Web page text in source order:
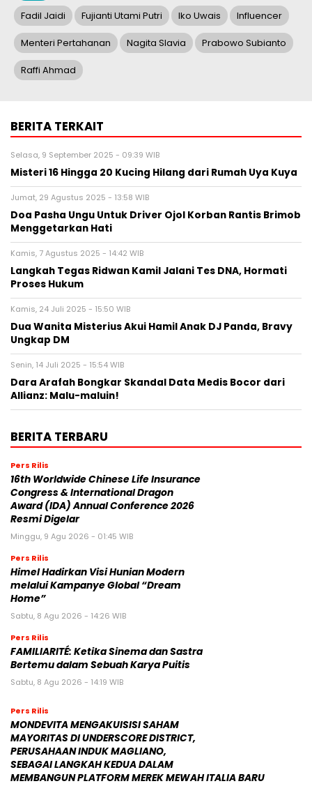
Fadil Jaidi Fujianti Utami Putri Iko Uwais Influencer
Menteri Pertahanan Nagita Slavia Prabowo Subianto
Raffi Ahmad
BERITA TERKAIT
Selasa, 9 September 2025 - 09:39 WIB
Misteri 16 Hingga 20 Kucing Hilang dari Rumah Uya Kuya
Jumat, 29 Agustus 2025 - 13:58 WIB
Doa Pasha Ungu Untuk Driver Ojol Korban Rantis Brimob
Menggetarkan Hati
Kamis, 7 Agustus 2025 - 14:42 WIB
Langkah Tegas Ridwan Kamil Jalani Tes DNA, Hormati
Proses Hukum
Kamis, 24 Juli 2025 - 15:50 WIB
Dua Wanita Misterius Akui Hamil Anak DJ Panda, Bravy
Ungkap DM
Senin, 14 Juli 2025 - 15:54 WIB
Dara Arafah Bongkar Skandal Data Medis Bocor dari
Allianz: Malu-maluin!
BERITA TERBARU
Pers Rilis
16th Worldwide Chinese Life Insurance
Congress & International Dragon
Award (IDA) Annual Conference 2026
Resmi Digelar
Minggu, 9 Agu 2026 - 01:45 WIB
Pers Rilis
Himel Hadirkan Visi Hunian Modern
melalui Kampanye Global “Dream
Home”
Sabtu, 8 Agu 2026 - 14:26 WIB
Pers Rilis
FAMILIARITÉ: Ketika Sinema dan Sastra
Bertemu dalam Sebuah Karya Puitis
Sabtu, 8 Agu 2026 - 14:19 WIB
Pers Rilis
MONDEVITA MENGAKUISISI SAHAM
MAYORITAS DI UNDERSCORE DISTRICT,
PERUSAHAAN INDUK MAGLIANO,
SEBAGAI LANGKAH KEDUA DALAM
MEMBANGUN PLATFORM MEREK MEWAH ITALIA BARU